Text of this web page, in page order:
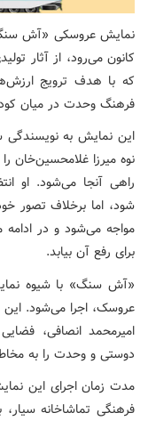
نمایش عروسکی «آش
کانون می‌رود، از آثار
که با هدف ترویج
فرهنگ وحدت در میان
این نمایش به نویسندگی
نوه میرزا غلامحسین‌خان
راهی آنجا می‌شود. او
شود، اما برخلاف تصور
مواجه می‌شود و در
برای رفع آن بیابد.
«آش سنگ» با شیوه
عروسک، اجرا می‌شود. این
امیرمحمد انصافی،
دوستی و وحدت را به
فرهنگی تماشاخانه